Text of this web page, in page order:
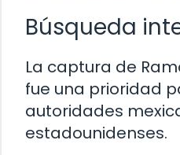
Búsqueda
La captura de
fue una prioridad
autoridades
estadounidenses.